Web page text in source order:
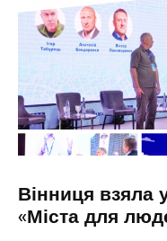
Вінниця взяла
«Міста для